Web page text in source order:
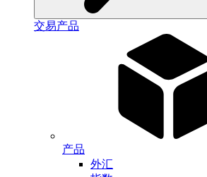
交易产品
产品
外汇